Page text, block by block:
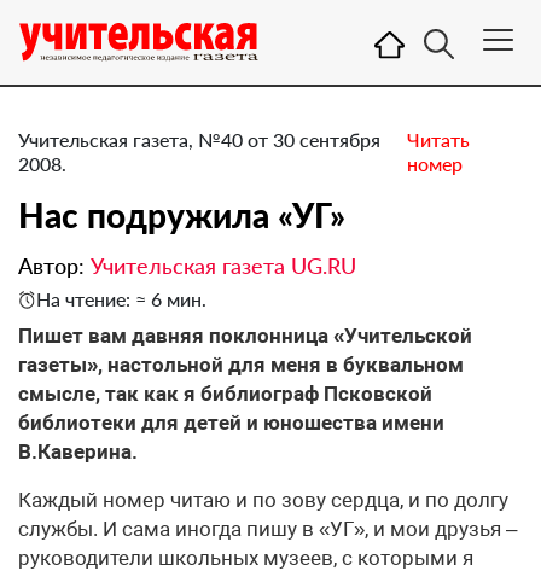
Учительская газета, №40 от 30 сентября
2008.
Читать
номер
Нас подружила «УГ»
Автор: Учительская газета UG.RU
На чтение: ≈ 6 мин.
Пишет вам давняя поклонница «Учительской
газеты», настольной для меня в буквальном
смысле, так как я библиограф Псковской
библиотеки для детей и юношества имени
В.Каверина.
Каждый номер читаю и по зову сердца, и по долгу
службы. И сама иногда пишу в «УГ», и мои друзья –
руководители школьных музеев, с которыми я